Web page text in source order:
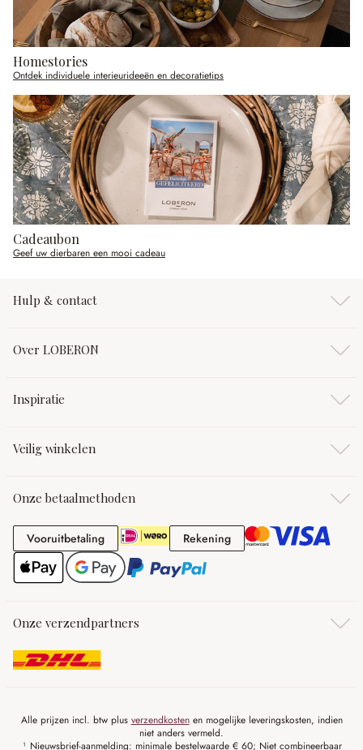
Homestories
Ontdek individuele interieurideeën en decoratietips
Cadeaubon
Geef uw dierbaren een mooi cadeau
Hulp & contact
Over LOBERON
Inspiratie
Veilig winkelen
Onze betaalmethoden
VooruitbetalingVooruitbetaling RekeningRekening
Onze verzendpartners
Alle prijzen incl. btw plus verzendkostenen mogelijke leveringskosten, indien
niet anders vermeld.
¹ Nieuwsbrief-aanmelding: minimale bestelwaarde € 60; Niet combineerbaar